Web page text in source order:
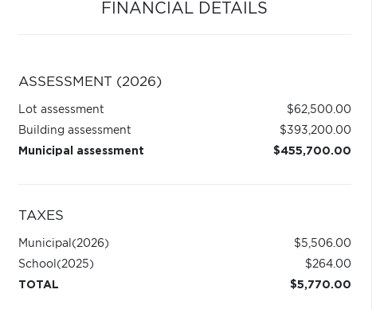
FINANCIAL DETAILS
ASSESSMENT (2026)
Lot assessment
$62,500.00
Building assessment
$393,200.00
Municipal assessment
$455,700.00
TAXES
Municipal (2026)
$5,506.00
School (2025)
$264.00
TOTAL
$5,770.00